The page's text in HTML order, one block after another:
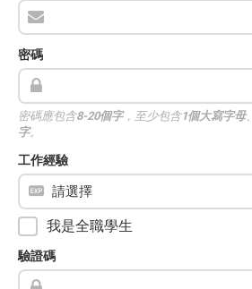
密碼
密碼應包含8-20個字，至少包含1個大寫字母、
字。
工作經驗
我是全職學生
驗證碼